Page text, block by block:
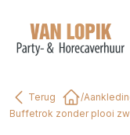
Terug
Home
/
Buffetrok zonder plooi